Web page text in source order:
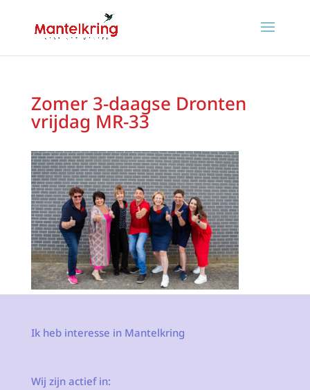
Zomer 3-daagse Dronten
vrijdag MR-33
Ik heb interesse in Mantelkring
Wij zijn actief in: